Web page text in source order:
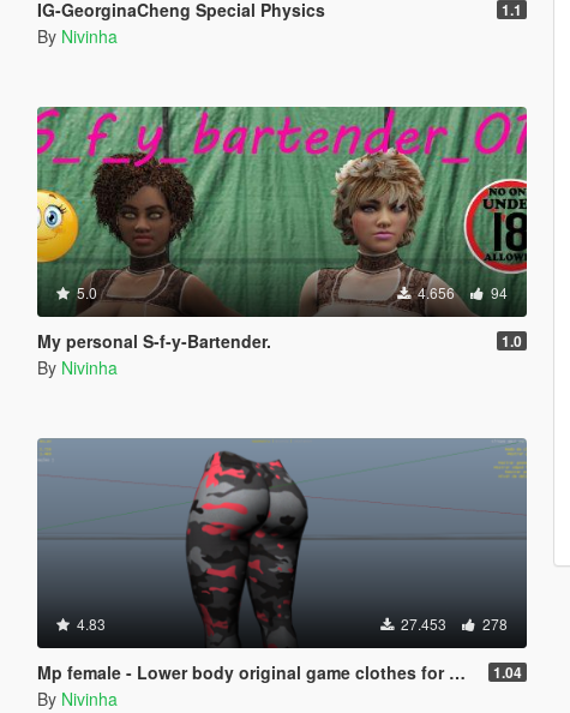
IG-GeorginaCheng Special Physics 1.1
By Nivinha
5.0 4.656 94
My personal S-f-y-Bartender. 1.0
By Nivinha
4.83 27.453 278
Mp female - Lower body original game clothes for my last mod 1.04 1.04
By Nivinha